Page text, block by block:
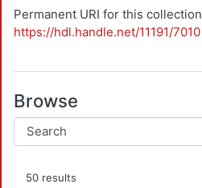
Permanent URI for this collection
https://hdl.handle.net/11191/7010
Browse
50 results